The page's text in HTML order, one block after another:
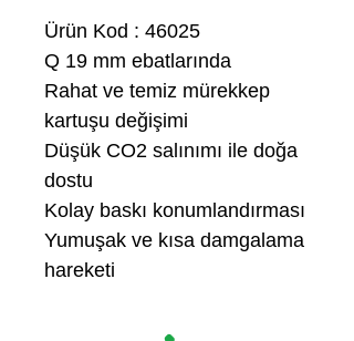
Ürün Kod : 46025
Q 19 mm ebatlarında
Rahat ve temiz mürekkep
kartuşu değişimi
Düşük CO2 salınımı ile doğa
dostu
Kolay baskı konumlandırması
Yumuşak ve kısa damgalama
hareketi